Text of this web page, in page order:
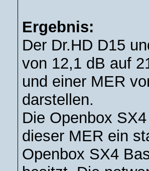
Ergebnis:
Der Dr.HD D15
von 12,1 dB auf
und einer MER
darstellen.
Die Openbox
dieser MER ein
Openbox SX4